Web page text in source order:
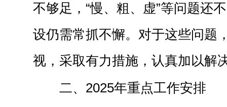
不够足，“慢、粗、虚”等问题还
设仍需常抓不懈。对于这些问题
视，采取有力措施，认真加以解
二、2025年重点工作安排